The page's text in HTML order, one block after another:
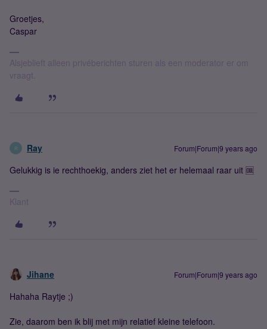
Groetjes,
Caspar
Alsjeblieft alleen privéberichten sturen als een moderator er om
vraagt.
R Ray Forum|Forum|9 years ago
Gelukkig is ie rechthoekig, anders ziet het er helemaal raar uit 🆒
Klant
Jihane Forum|Forum|9 years ago
Hahaha Raytje ;)
Zie, daarom ben ik blij met mijn relatief kleine telefoon.